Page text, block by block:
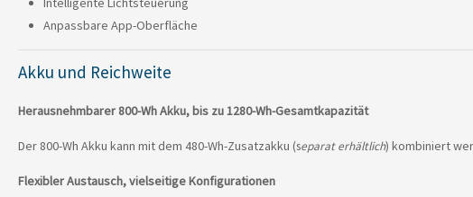
Anpassbare App-Oberfläche
Akku und Reichweite
Herausnehmbarer 800-Wh Akku, bis zu 1280-Wh-Gesamtka­pazität
Der 800-Wh Akku kann mit dem 480-Wh-Zusatzakku (separat erhältlich) kombiniert
Flexibler Austausch, vielseitige Konfigurationen